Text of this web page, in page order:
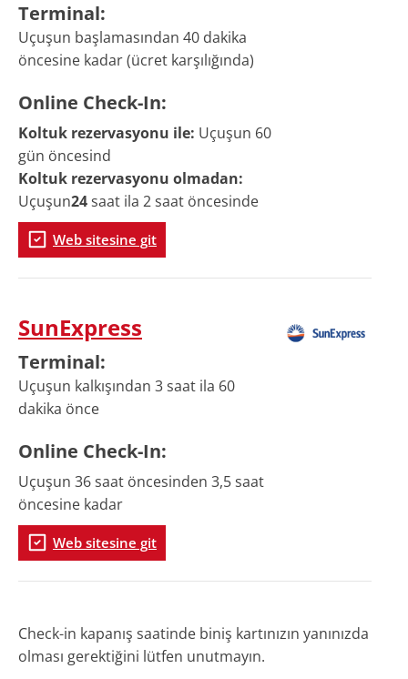
Terminal:
Uçuşun başlamasından 40 dakika
öncesine kadar (ücret karşılığında)
Online Check-In:
Koltuk rezervasyonu ile: Uçuşun 60
gün öncesind
Koltuk rezervasyonu olmadan:
Uçuşun24saat ila 2 saat öncesinde
Web sitesine git
SunExpress
Terminal:
Uçuşun kalkışından 3 saat ila 60
dakika önce
Online Check-In:
Uçuşun 36 saat öncesinden 3,5 saat
öncesine kadar
Web sitesine git
Check-in kapanış saatinde biniş kartınızın yanınızda
olması gerektiğini lütfen unutmayın.